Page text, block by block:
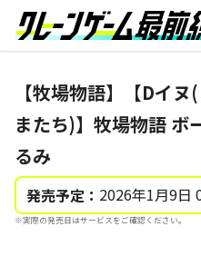
【牧場物語】【Dイ
またち)】牧場物語 ボ
るみ
発売予定： 2026年1月9日
※実際の発売日はサービスをご確認ください。